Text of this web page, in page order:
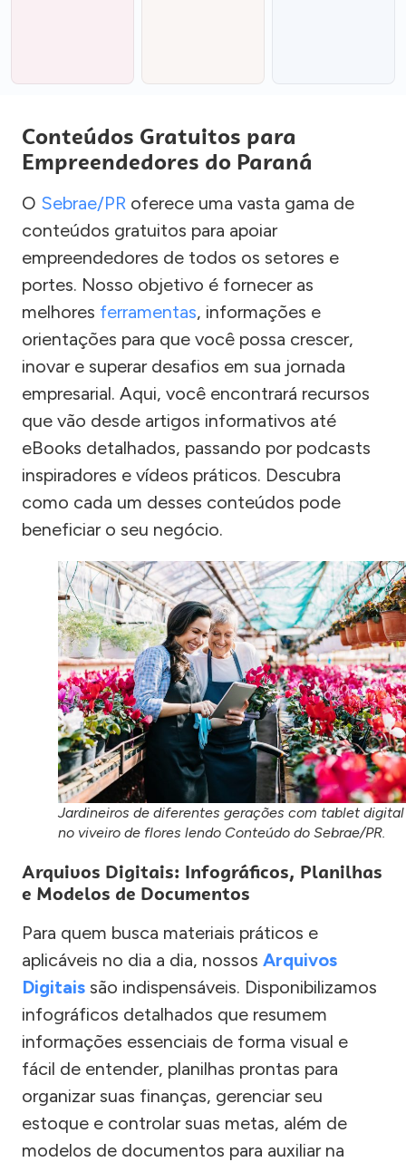
Conteúdos Gratuitos para
Empreendedores do Paraná
O Sebrae/PR oferece uma vasta gama de
conteúdos gratuitos para apoiar
empreendedores de todos os setores e
portes. Nosso objetivo é fornecer as
melhores ferramentas, informações e
orientações para que você possa crescer,
inovar e superar desafios em sua jornada
empresarial. Aqui, você encontrará recursos
que vão desde artigos informativos até
eBooks detalhados, passando por podcasts
inspiradores e vídeos práticos. Descubra
como cada um desses conteúdos pode
beneficiar o seu negócio.
Jardineiros de diferentes gerações com tablet digital
no viveiro de flores lendo Conteúdo do Sebrae/PR.
Arquivos Digitais: Infográficos, Planilhas
e Modelos de Documentos
Para quem busca materiais práticos e
aplicáveis no dia a dia, nossos Arquivos
Digitais são indispensáveis. Disponibilizamos
infográficos detalhados que resumem
informações essenciais de forma visual e
fácil de entender, planilhas prontas para
organizar suas finanças, gerenciar seu
estoque e controlar suas metas, além de
modelos de documentos para auxiliar na